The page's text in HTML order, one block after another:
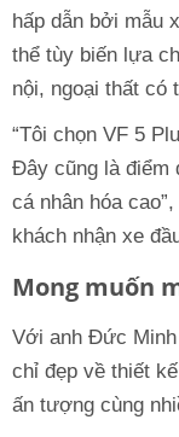
hấp dẫn bởi mẫu
thể tùy biến lựa
nội, ngoại thất có
“Tôi chọn VF 5
Đây cũng là điểm
cá nhân hóa
khách nhận xe
Mong muốn
Với anh Đức
chỉ đẹp về thiết
ấn tượng cùng